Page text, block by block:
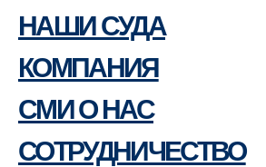
НАШИ СУДА
КОМПАНИЯ
СМИ О НАС
СОТРУДНИЧЕСТВО